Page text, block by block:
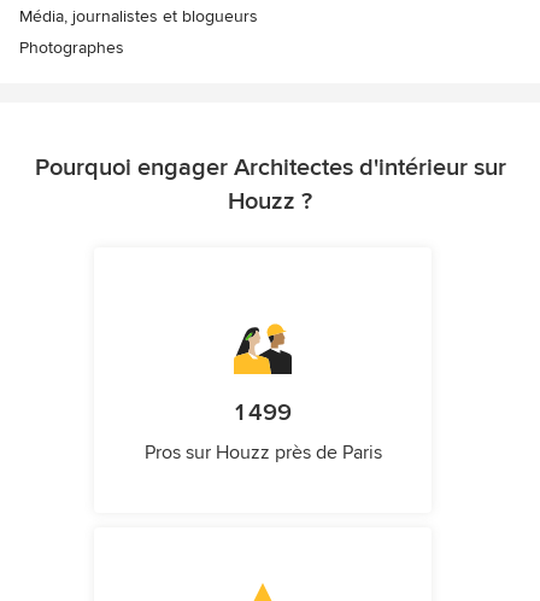
Média, journalistes et blogueurs
Photographes
Pourquoi engager Architectes d'intérieur sur
Houzz ?
1 499
Pros sur Houzz près de Paris